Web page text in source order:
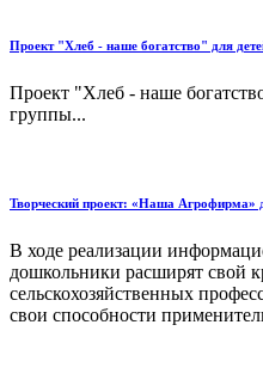
Проект "Хлеб - наше богатство" для
Проект "Хлеб - наше
группы...
Творческий проект: «Наша Агрофирма»
В ходе реализации
дошкольники расширят свой
сельскохозяйственных
свои способности